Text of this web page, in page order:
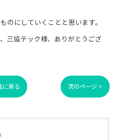
のにしていくことと思います。
三協テック様、ありがとうござ
に戻る 次のページ >